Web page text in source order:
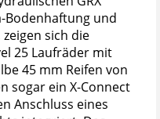
Bodenhaftung und
sich die
25 Laufräder mit
45 mm Reifen von
sogar ein X-Connect
Anschluss eines